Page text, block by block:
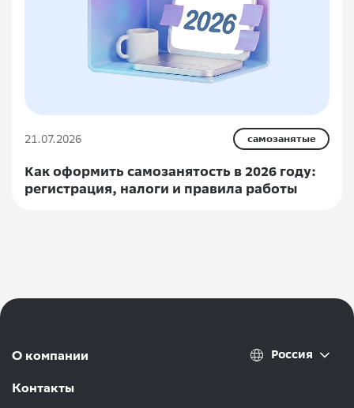
21.07.2026 самозанятые
Как оформить самозанятость в 2026 году:
регистрация, налоги и правила работы
О компании
Контакты
Россия